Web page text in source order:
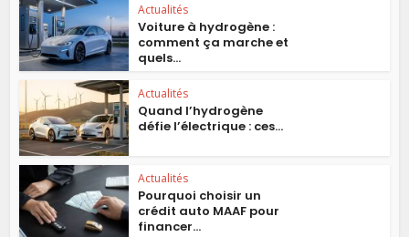
Actualités
Voiture à hydrogène :
comment ça marche et
quels...
Actualités
Quand l’hydrogène
défie l’électrique : ces...
Actualités
Pourquoi choisir un
crédit auto MAAF pour
financer...